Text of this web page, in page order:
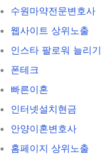
수원마약전문변호사
웹사이트 상위노출
인스타 팔로워 늘리기
폰테크
빠른이혼
인터넷설치현금
안양이혼변호사
홈페이지 상위노출